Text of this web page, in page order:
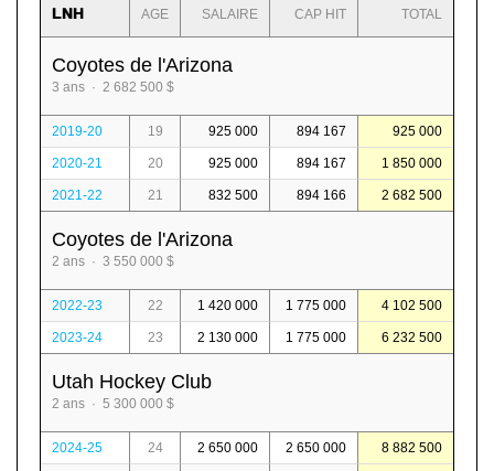
LNH AGE SALAIRE CAP HIT TOTAL
Coyotes de l'Arizona
3 ans · 2 682 500 $
2019-20 19 925 000 894 167 925 000
2020-21 20 925 000 894 167 1 850 000
2021-22 21 832 500 894 166 2 682 500
Coyotes de l'Arizona
2 ans · 3 550 000 $
2022-23 22 1 420 000 1 775 000 4 102 500
2023-24 23 2 130 000 1 775 000 6 232 500
Utah Hockey Club
2 ans · 5 300 000 $
2024-25 24 2 650 000 2 650 000 8 882 500